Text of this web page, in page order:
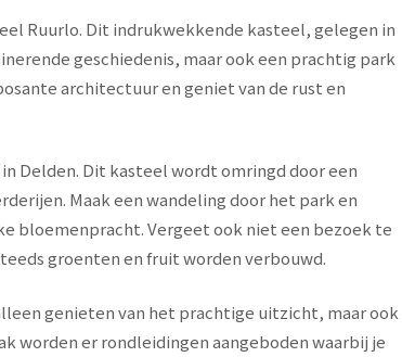
Ruurlo. Dit indrukwekkende kasteel, gelegen in
geschiedenis, maar ook een prachtig park
architectuur en geniet van de rust en
Delden. Dit kasteel wordt omringd door een
Maak een wandeling door het park en
bloemenpracht. Vergeet ook niet een bezoek te
groenten en fruit worden verbouwd.
genieten van het prachtige uitzicht, maar ook
worden er rondleidingen aangeboden waarbij je